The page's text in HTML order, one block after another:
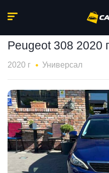
Peugeot 308 2020
2020 г Универсал